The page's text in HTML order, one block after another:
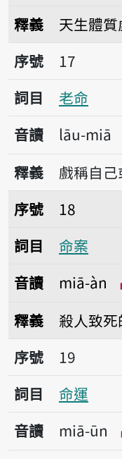
釋義
天生體質
序號17老命
序號
17
詞目
老命
音讀
lāu-miā
釋義
戲稱自己
序號18命案
序號
18
詞目
命案
音讀
miā-àn
釋義
殺人致死
序號19命運
序號
19
詞目
命運
音讀
miā-ūn